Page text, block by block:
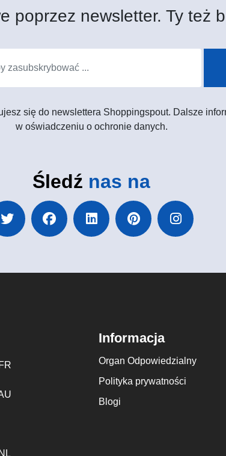
poprzez newsletter. Ty też
się do newslettera Shoppingspout. Dalsze
w oświadczeniu o ochronie danych.
Śledź nas na
Informacja
Organ Odpowiedzialny
Polityka prywatności
Blogi